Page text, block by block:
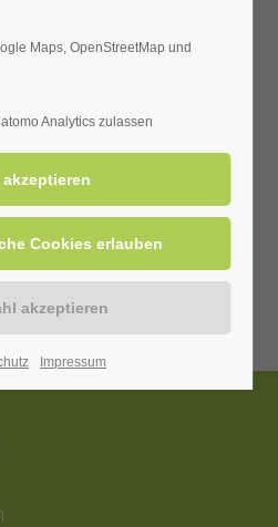
zur Linderung von Kopf-,
Einwohnerkarte 2,00 €, ohne
Maps, OpenStreetMap und
Analytics zulassen
Impressum